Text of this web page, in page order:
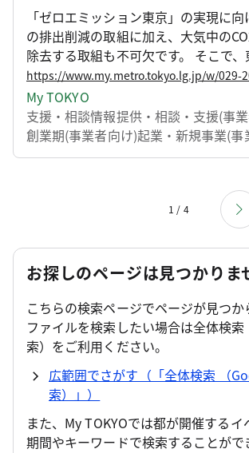
「ゼロエミッション東京」の実現に
の排出削減の取組に加え、大気中の
除去する取組も不可欠です。 そこで
スタートアップと連携して、都内の自
し、CO2を吸収・除去することで生ま
クレジットの創出を促進する「吸収・
ンクレジット創出促進事業」を新たに
My TOKYO
支援・相談情報提供・相談・支援(事
創業期(事業者向け)起業・新規事業(事
1 / 4
お探しのページは見つかりま
こちらの検索ページでページが見つ
ファイルを検索したい場合は全体検
索）をご利用ください。
広範囲でさがす（「全体検索 （
索）」）
また、My TOKYOでは都が開催するイ
期間やキーワードで検索することがで